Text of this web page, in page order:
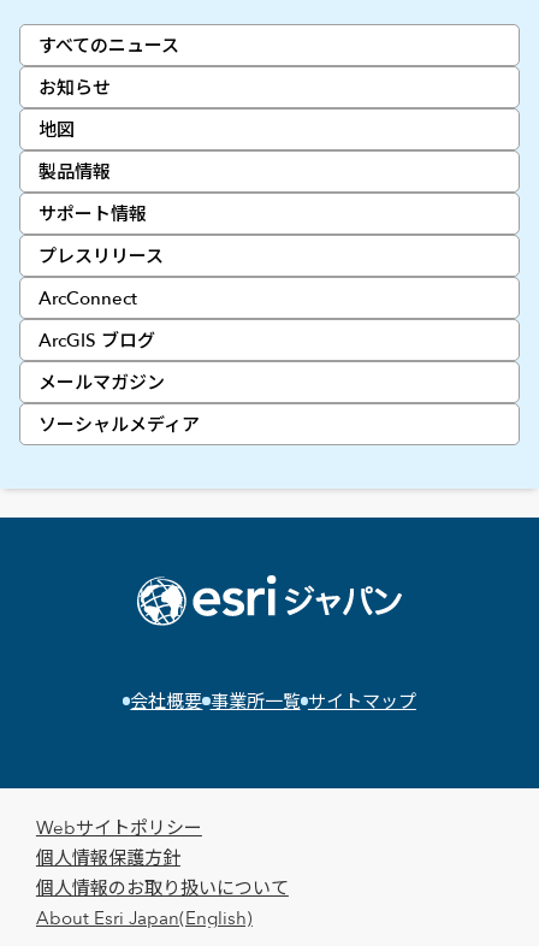
すべてのニュース
お知らせ
地図
製品情報
サポート情報
プレスリリース
ArcConnect
ArcGIS ブログ
メールマガジン
ソーシャルメディア
会社概要 事業所一覧 サイトマップ
Webサイトポリシー
個人情報保護方針
個人情報のお取り扱いについて
About Esri Japan(English)